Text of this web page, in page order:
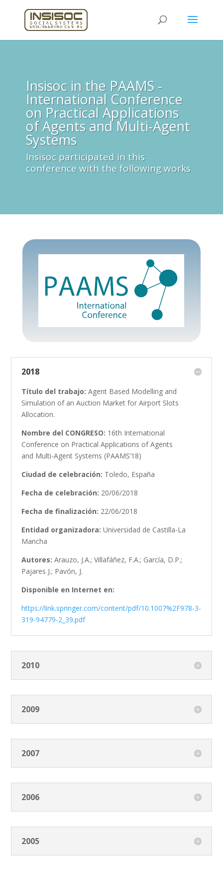
Insisoc in the PAAMS -
International Conference
on Practical Applications
of Agents and Multi-Agent
Systems
Insisoc participated in this
conference with the following works
2018
Título del trabajo: Agent Based Modelling and
Simulation of an Auction Market for Airport Slots
Allocation.
Nombre del CONGRESO: 16th International
Conference on Practical Applications of Agents
and Multi-Agent Systems (PAAMS’18)
Ciudad de celebración: Toledo, España
Fecha de celebración: 20/06/2018
Fecha de finalización: 22/06/2018
Entidad organizadora: Universidad de Castilla-La
Mancha
Autores: Arauzo, J.A.; Villafáñez, F.A.; García, D.P.;
Pajares J.; Pavón, J.
Disponible en Internet en:
https://link.springer.com/content/pdf/10.1007%2F978-3-
319-94779-2_39.pdf
2010
2009
2007
2006
2005